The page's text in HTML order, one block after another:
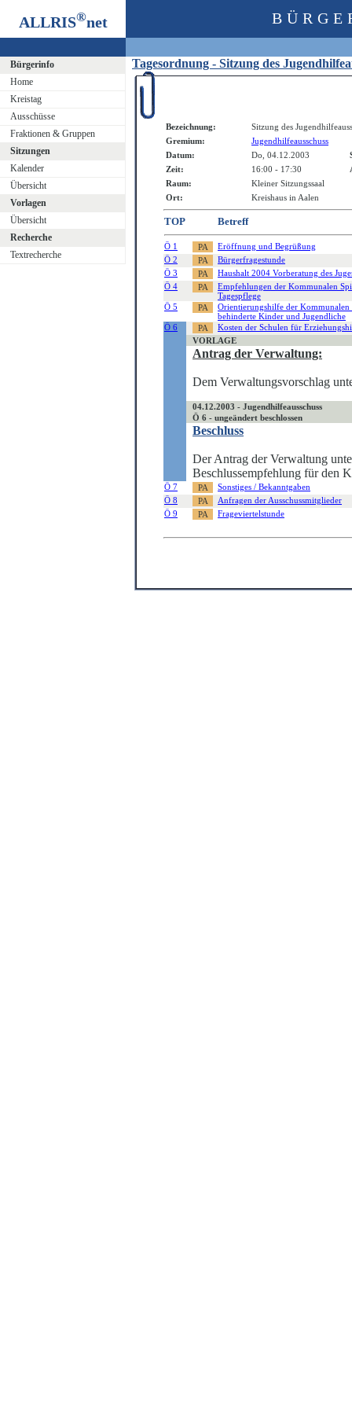
ALLRIS®net
Bürgerinfo
Home
Kreistag
Ausschüsse
Fraktionen & Gruppen
Sitzungen
Kalender
Übersicht
Vorlagen
Übersicht
Recherche
Textrecherche
Tagesordnung - Sitzung des
Bezeichnung:
Sitzung des
Gremium:
Jugendhilfeausschuss
Datum:
Do, 04.12.2003
Zeit:
16:00 - 17:30
Raum:
Kleiner Sitzungssaal
Ort:
Kreishaus in Aalen
TOP Betreff
Ö 1
Eröffnung und Begrüßung
Ö 2
Bürgerfragestunde
Ö 3
Haushalt 2004 Vorberatung des
Ö 4
Empfehlungen der Kommunalen
Tagespflege
Ö 5
Orientierungshilfe der
behinderte Kinder und Jugendliche
Ö 6
Kosten der Schulen für
VORLAGE
Antrag der Verwaltung:
Dem Verwaltungsvorschlag
04.12.2003 - Jugendhilfeausschuss
Ö 6 - ungeändert beschlossen
Beschluss
Der Antrag der Verwaltung
Beschlussempfehlung für den
Ö 7
Sonstiges / Bekanntgaben
Ö 8
Anfragen der Ausschussmitglieder
Ö 9
Frageviertelstunde